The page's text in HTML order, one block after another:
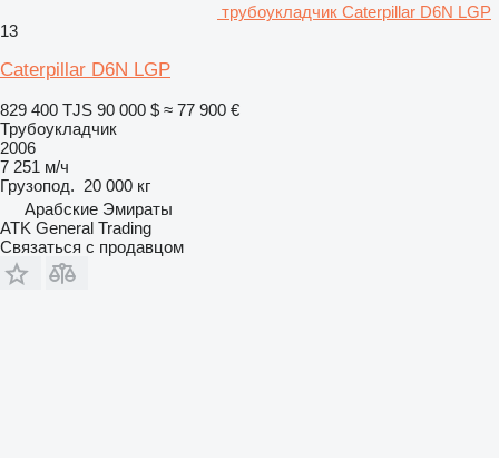
трубоукладчик Caterpillar D6N LGP
13
Caterpillar D6N LGP
829 400 TJS 90 000 $ ≈ 77 900 €
Трубоукладчик
2006
7 251 м/ч
Грузопод. 20 000 кг
Арабские Эмираты
ATK General Trading
Связаться с продавцом